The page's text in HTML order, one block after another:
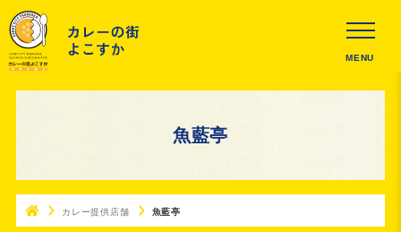
MENU
魚藍亭
カレー提供店舗 魚藍亭